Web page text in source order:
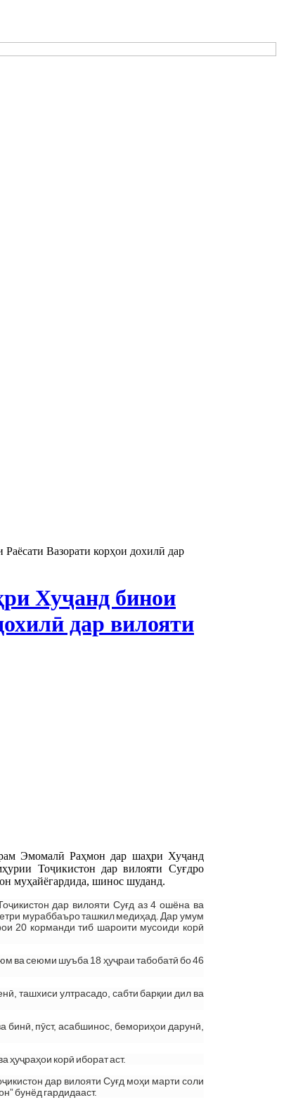
Вазорати корҳои дохилӣ дар
Хуҷанд бинои
дар вилояти
Эмомалӣ Раҳмон дар шаҳри Хуҷанд
Тоҷикистон дар вилояти Суғдро
муҳайёгардида, шинос шуданд.
дар вилояти Суғд аз 4 ошёна ва
мураббаъро ташкил медиҳад. Дар умум
20 корманди тиб шароити мусоиди корӣ
ва сеюми шуъба 18 ҳуҷраи табобатӣ бо 46
ташхиси ултрасадо, сабти барқии дил ва
бинӣ, пӯст, асабшинос, бемориҳои дарунӣ,
корӣ иборат аст.
дар вилояти Суғд моҳи марти соли
бунёд гардидааст.